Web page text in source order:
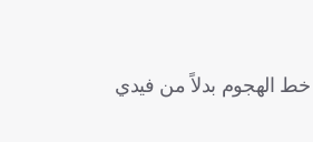
خط الهجوم بدلاً من فيدي